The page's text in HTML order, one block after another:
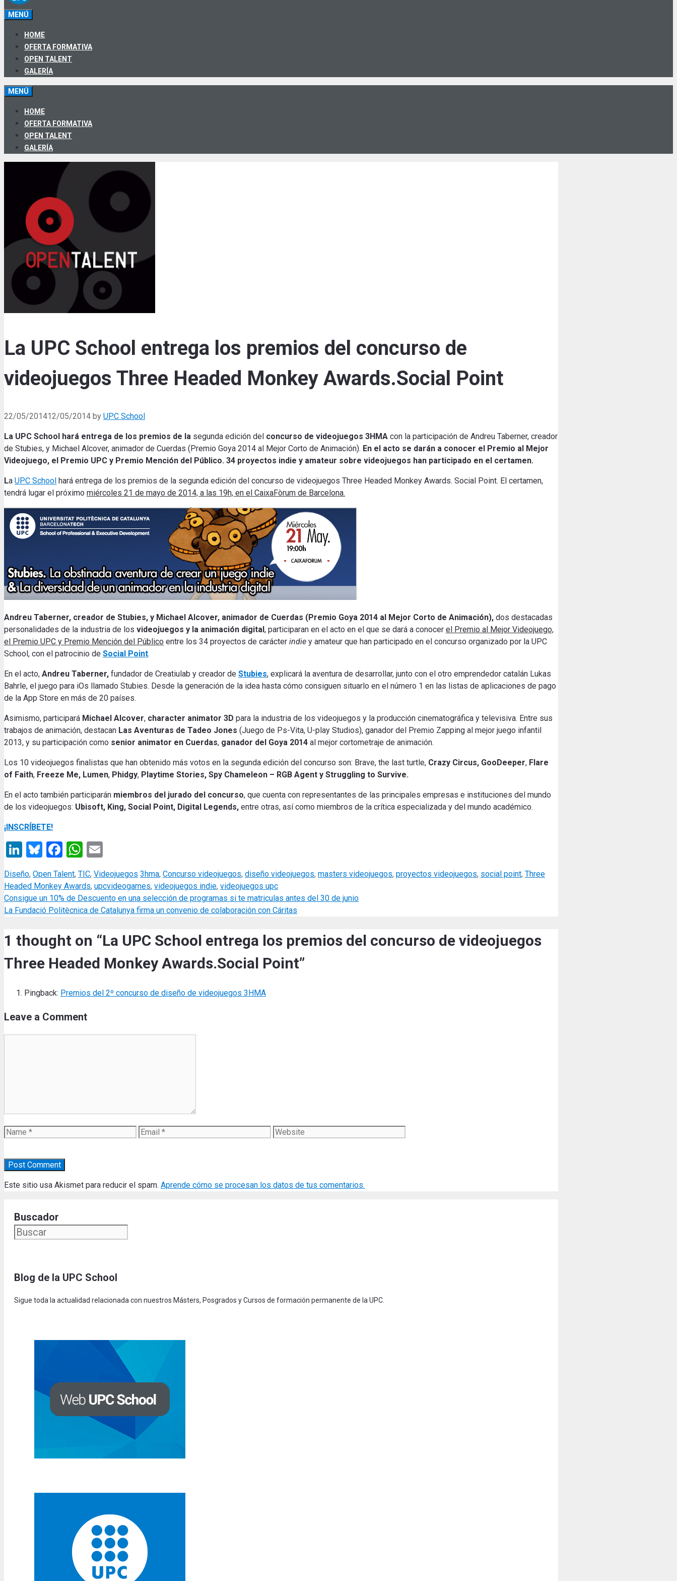
MENÚ
HOME
OFERTA FORMATIVA
OPEN TALENT
GALERÍA
MENÚ
HOME
OFERTA FORMATIVA
OPEN TALENT
GALERÍA
La UPC School entrega los premios del concurso de
videojuegos Three Headed Monkey Awards.Social Point
22/05/201412/05/2014 by UPC School
La UPC School hará entrega de los premios de la segunda edición del concurso de videojuegos 3HMA con la participación de Andreu Taberner, creador
de Stubies, y Michael Alcover, animador de Cuerdas (Premio Goya 2014 al Mejor Corto de Animación). En el acto se darán a conocer el Premio al Mejor
Videojuego, el Premio UPC y Premio Mención del Público. 34 proyectos indie y amateur sobre videojuegos han participado en el certamen.
La UPC School hará entrega de los premios de la segunda edición del concurso de videojuegos Three Headed Monkey Awards. Social Point. El certamen,
tendrá lugar el próximo miércoles 21 de mayo de 2014, a las 19h, en el CaixaFòrum de Barcelona.
Andreu Taberner, creador de Stubies, y Michael Alcover, animador de Cuerdas (Premio Goya 2014 al Mejor Corto de Animación), dos destacadas
personalidades de la industria de los videojuegos y la animación digital, participaran en el acto en el que se dará a conocer el Premio al Mejor Videojuego,
el Premio UPC y Premio Mención del Público entre los 34 proyectos de carácter indie y amateur que han participado en el concurso organizado por la UPC
School, con el patrocinio de Social Point.
En el acto, Andreu Taberner, fundador de Creatiulab y creador de Stubies, explicará la aventura de desarrollar, junto con el otro emprendedor catalán Lukas
Bahrle, el juego para iOs llamado Stubies. Desde la generación de la idea hasta cómo consiguen situarlo en el número 1 en las listas de aplicaciones de pago
de la App Store en más de 20 países.
Asimismo, participará Michael Alcover, character animator 3D para la industria de los videojuegos y la producción cinematográfica y televisiva. Entre sus
trabajos de animación, destacan Las Aventuras de Tadeo Jones (Juego de Ps-Vita, U-play Studios), ganador del Premio Zapping al mejor juego infantil
2013, y su participación como senior animator en Cuerdas, ganador del Goya 2014 al mejor cortometraje de animación.
Los 10 videojuegos finalistas que han obtenido más votos en la segunda edición del concurso son: Brave, the last turtle, Crazy Circus, GooDeeper, Flare
of Faith, Freeze Me, Lumen, Phidgy, Playtime Stories, Spy Chameleon – RGB Agent y Struggling to Survive.
En el acto también participarán miembros del jurado del concurso, que cuenta con representantes de las principales empresas e instituciones del mundo
de los videojuegos: Ubisoft, King, Social Point, Digital Legends, entre otras, así como miembros de la crítica especializada y del mundo académico.
¡INSCRÍBETE!
LinkedIn
Bluesky
Facebook
WhatsApp
Categories
Diseño, Open Talent, TIC, Videojuegos Tags
3hma, Concurso videojuegos, diseño videojuegos, masters videojuegos, proyectos videojuegos, social point, Three
Headed Monkey Awards, upcvideogames, videojuegos indie, videojuegos upc
Consigue un 10% de Descuento en una selección de programas si te matriculas antes del 30 de junio
La Fundació Politècnica de Catalunya firma un convenio de colaboración con Cáritas
1 thought on “La UPC School entrega los premios del concurso de videojuegos
Three Headed Monkey Awards.Social Point”
Pingback: Premios del 2º concurso de diseño de videojuegos 3HMA
Leave a Comment
Name Email Website
Este sitio usa Akismet para reducir el spam. Aprende cómo se procesan los datos de tus comentarios.
Buscador
Blog de la UPC School
Sigue toda la actualidad relacionada con nuestros Másters, Posgrados y Cursos de formación permanente de la UPC.